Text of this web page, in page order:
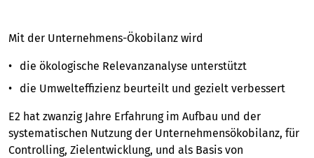
Mit der Unternehmens-Ökobilanz wird
die ökologische Relevanzanalyse unterstützt
die Umwelteffizienz beurteilt und gezielt verbessert
E2 hat zwanzig Jahre Erfahrung im Aufbau und der
systematischen Nutzung der Unternehmensökobilanz, für
Controlling, Zielentwicklung, und als Basis von